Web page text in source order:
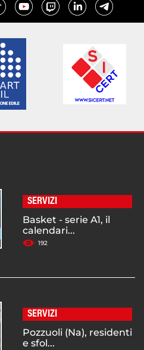
SERVIZI
Basket - serie A1, il
calendari...
192
SERVIZI
Pozzuoli (Na), residenti
e sfol...